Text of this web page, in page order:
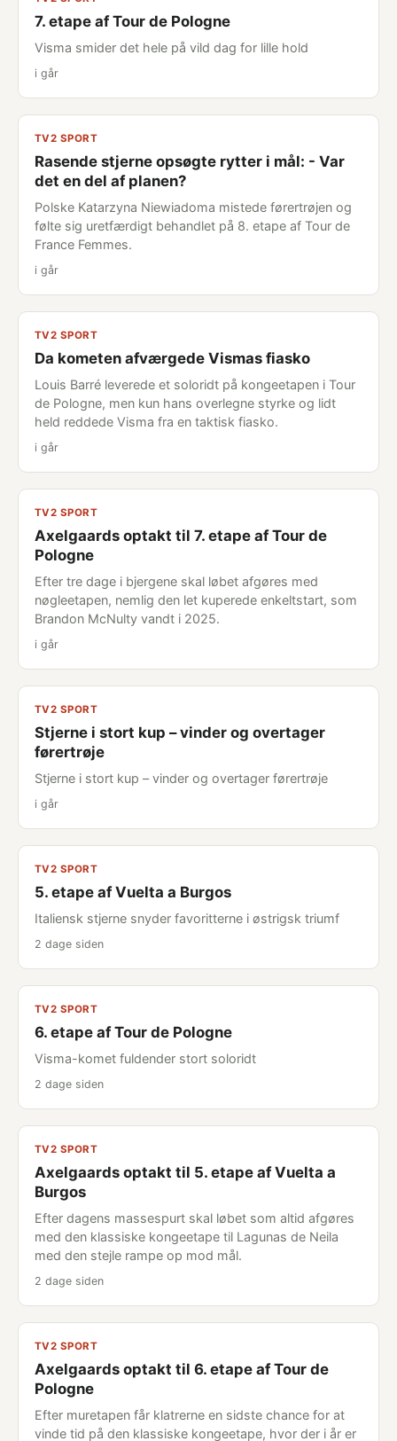
7. etape af Tour de Pologne
Visma smider det hele på vild dag for lille hold
i går
TV2 SPORT
Rasende stjerne opsøgte rytter i mål: - Var
det en del af planen?
Polske Katarzyna Niewiadoma mistede førertrøjen og
følte sig uretfærdigt behandlet på 8. etape af Tour de
France Femmes.
i går
TV2 SPORT
Da kometen afværgede Vismas fiasko
Louis Barré leverede et soloridt på kongeetapen i Tour
de Pologne, men kun hans overlegne styrke og lidt
held reddede Visma fra en taktisk fiasko.
i går
TV2 SPORT
Axelgaards optakt til 7. etape af Tour de
Pologne
Efter tre dage i bjergene skal løbet afgøres med
nøgleetapen, nemlig den let kuperede enkeltstart, som
Brandon McNulty vandt i 2025.
i går
TV2 SPORT
Stjerne i stort kup – vinder og overtager
førertrøje
Stjerne i stort kup – vinder og overtager førertrøje
i går
TV2 SPORT
5. etape af Vuelta a Burgos
Italiensk stjerne snyder favoritterne i østrigsk triumf
2 dage siden
TV2 SPORT
6. etape af Tour de Pologne
Visma-komet fuldender stort soloridt
2 dage siden
TV2 SPORT
Axelgaards optakt til 5. etape af Vuelta a
Burgos
Efter dagens massespurt skal løbet som altid afgøres
med den klassiske kongeetape til Lagunas de Neila
med den stejle rampe op mod mål.
2 dage siden
TV2 SPORT
Axelgaards optakt til 6. etape af Tour de
Pologne
Efter muretapen får klatrerne en sidste chance for at
vinde tid på den klassiske kongeetape, hvor der i år er